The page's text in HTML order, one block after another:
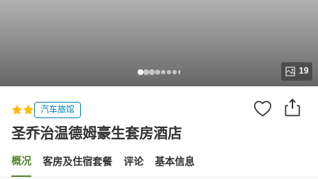
19
汽车旅馆
圣乔治温德姆豪生套房酒店
概况 客房及住宿套餐 评论 基本信息